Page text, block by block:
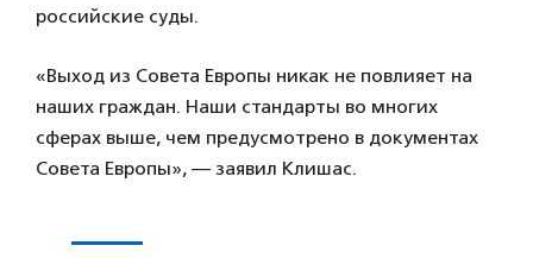
российские суды.
«Выход из Совета Европы никак не повлияет на
наших граждан. Наши стандарты во многих
сферах выше, чем предусмотрено в документах
Совета Европы», — заявил Клишас.